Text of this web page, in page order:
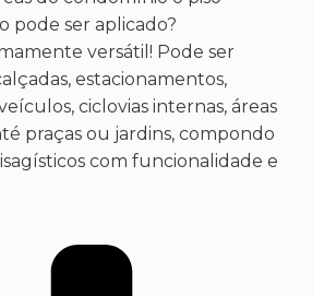
pode ser aplicado?
versátil! Pode ser
estacionamentos,
ciclovias internas, áreas
praças ou jardins, compondo
com funcionalidade e